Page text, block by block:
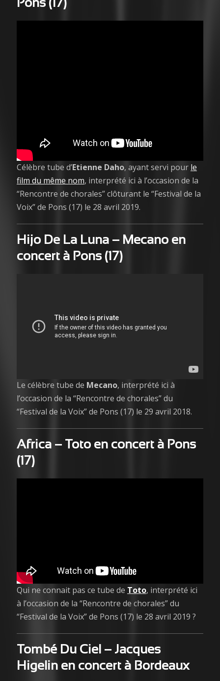
Pons (17)
Célèbre tube d’Etienne Daho, ayant servi pour le
film du même nom, interprété ici à l’occasion de la
“Rencontre de chorales” clôturant le “Festival de la
Voix” de Pons (17) le 28 avril 2019.
Hijo De La Luna – Mecano en
concert à Pons (17)
Le célèbre tube de Mecano, interprété ici à
l’occasion de la “Rencontre de chorales” du
“Festival de la Voix” de Pons (17) le 29 avril 2018.
Africa – Toto en concert à Pons
(17)
Qui ne connait pas ce tube de Toto, interprété ici
à l’occasion de la “Rencontre de chorales” du
“Festival de la Voix” de Pons (17) le 28 avril 2019 ?
Tombé Du Ciel – Jacques
Higelin en concert à Bordeaux